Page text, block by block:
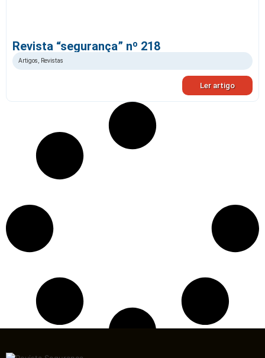
Revista “segurança” nº 218
Artigos, Revistas
Ler artigo